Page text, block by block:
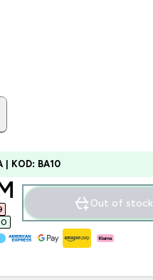
| KOD: BA10
price
Out of stock